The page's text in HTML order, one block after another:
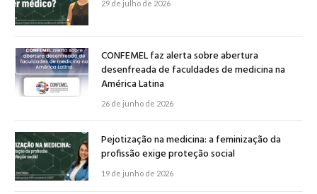
29 de julho de 2026
CONFEMEL faz alerta sobre abertura
desenfreada de faculdades de medicina na
América Latina
26 de junho de 2026
Pejotização na medicina: a feminização da
profissão exige proteção social
19 de junho de 2026